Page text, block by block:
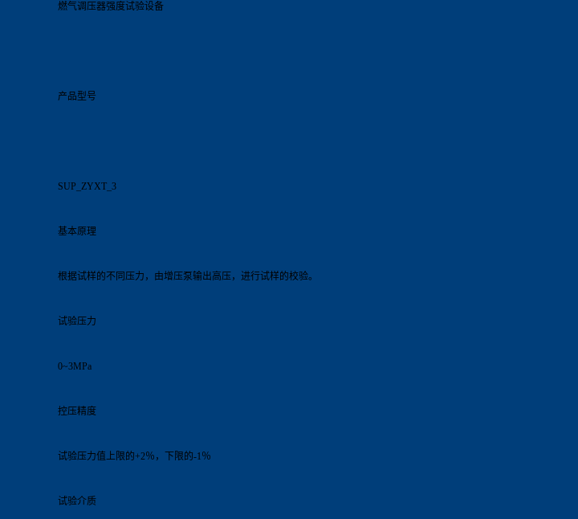
燃气调压器强度试验设备
产品型号
SUP_ZYXT_3
基本原理
根据试样的不同压力，由增压泵输出高压，进行试样的校验。
试验压力
0~3MPa
控压精度
试验压力值上限的+2％，下限的-1％
试验介质